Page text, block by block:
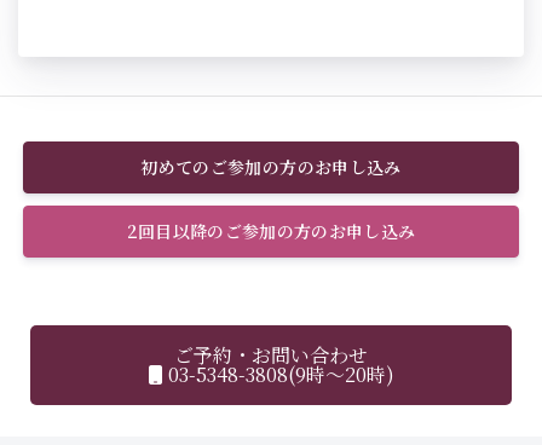
初めてのご参加の方のお申し込み
2回目以降のご参加の方のお申し込み
ご予約・お問い合わせ
03-5348-3808(9時～20時)